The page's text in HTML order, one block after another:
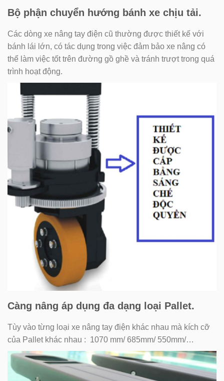
Bộ phận chuyển hướng bánh xe chịu tải.
Các dòng xe nâng tay điện cũ thường được thiết kế với
bánh lái lớn, có tác dụng trong việc đảm bảo xe nâng có
thể làm việc tốt trên đường gồ ghề và tránh trượt trong quá
trình hoạt động.
Càng nâng áp dụng đa dạng loại Pallet.
Tùy vào từng loại xe nâng tay điện khác nhau mà kích cỡ
của Pallet khác nhau : 1070 mm/ 685mm/ 550mm/…